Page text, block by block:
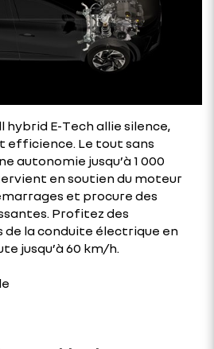
E-Tech allie silence,
efficience. Le tout sans
autonomie jusqu’à 1 000
en soutien du moteur
et procure des
Profitez des
de la conduite électrique en
jusqu’à 60 km/h.